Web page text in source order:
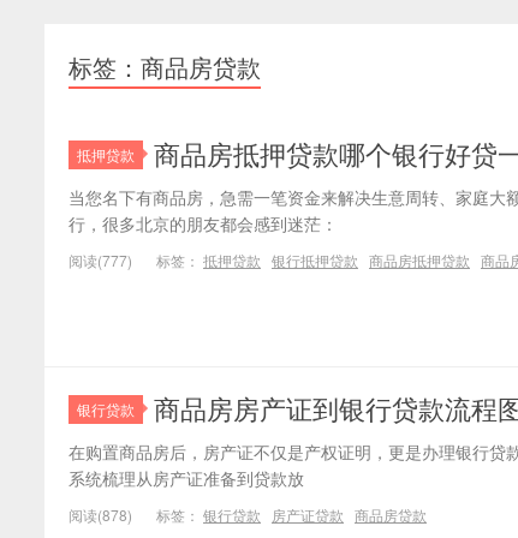
标签：商品房贷款
抵押贷款 商品房抵押贷款哪个银行好贷
当您名下有商品房，急需一笔资金来解决生意周转、家庭
行，很多北京的朋友都会感到迷茫：
阅读(777) 标签： 抵押贷款 银行抵押贷款 商品房抵押贷款 商品
银行贷款 商品房房产证到银行贷款流程
在购置商品房后，房产证不仅是产权证明，更是办理银行
系统梳理从房产证准备到贷款放
阅读(878) 标签： 银行贷款 房产证贷款 商品房贷款